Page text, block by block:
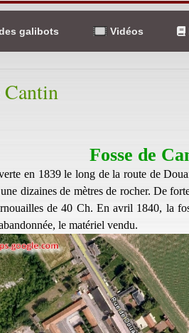
galibots Vidéos
Cantin
Fosse de
en 1839 le long de la route de
dizaines de mètres de rocher. De
de 40 Ch. En avril 1840, la
le matériel vendu.